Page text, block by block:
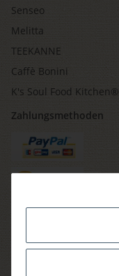
Senseo
Melitta
TEEKANNE
Caffè Bonini
K's Soul Food Kitchen®
Zahlungsmethoden
Versandmethoden